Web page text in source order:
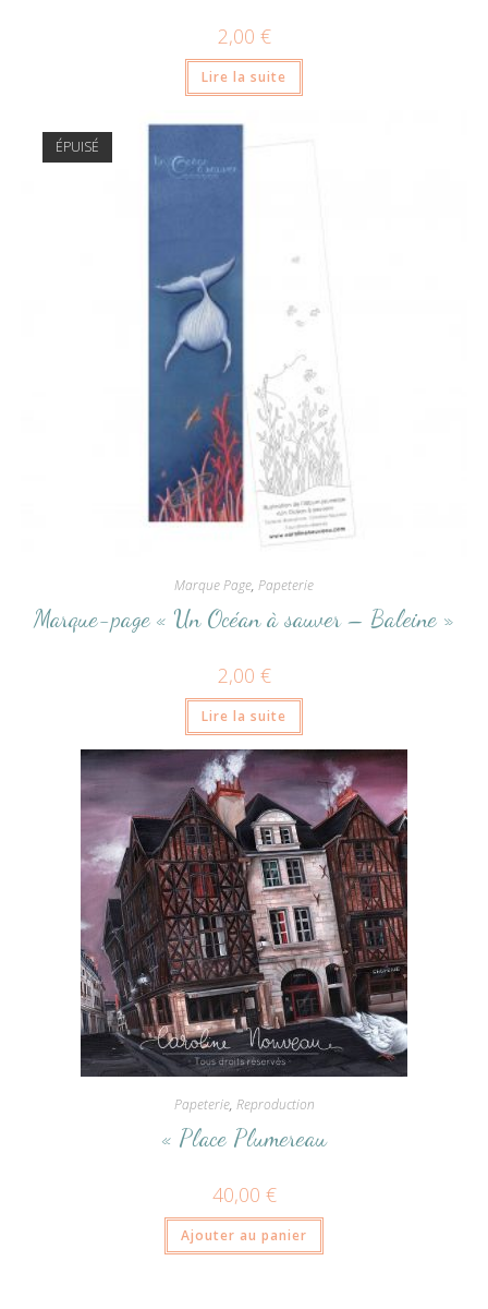
2,00 €
Lire la suite
ÉPUISÉ
Marque Page, Papeterie
Marque-page « Un Océan à sauver – Baleine »
2,00 €
Lire la suite
Papeterie, Reproduction
« Place Plumereau
40,00 €
Ajouter au panier